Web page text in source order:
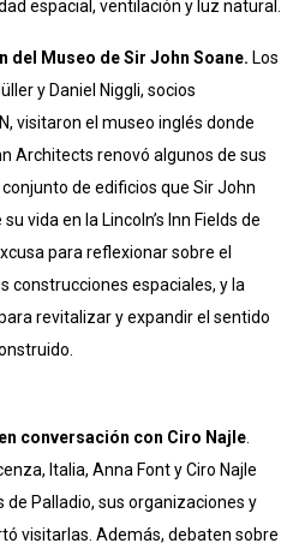
espacial, ventilación y luz natural.
del Museo de Sir John Soane. Los
y Daniel Niggli, socios
visitaron el museo inglés donde
Architects renovó algunos de sus
de edificios que Sir John
vida en la Lincoln’s Inn Fields de
para reflexionar sobre el
construcciones espaciales, y la
revitalizar y expandir el sentido
conversación con Ciro Najle
Italia, Anna Font y Ciro Najle
de Palladio, sus organizaciones y
visitarlas. Además, debaten sobre